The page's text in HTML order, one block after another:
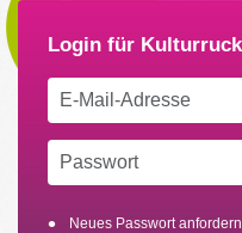
Neues Passwort anfordern